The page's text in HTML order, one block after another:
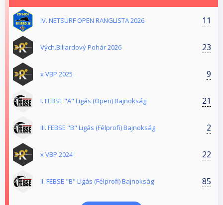
IV. NETSURF OPEN RANGLISTA 2026 11
Vých.Biliardový Pohár 2026 23
x VBP 2025 9
I. FEBSE "A" Ligás (Open) Bajnokság 21
III. FEBSE "B" Ligás (Félprofi) Bajnokság 2
x VBP 2024 22
II. FEBSE "B" Ligás (Félprofi) Bajnokság 85